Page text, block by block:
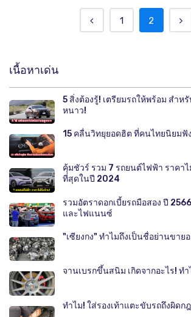
1 2
เนื้อหาเด่น
5 สิ่งต้องรู้! เตรียมรถให้พร้อม สำห
หนาว!
15 คลื่นวิทยุยอดฮิต ที่คนไทยนิยมฟั
คุ้มชัวร์ รวม 7 รถยนต์ไฟฟ้า ราคา
ที่สุดในปี 2024
รวมอัตราดอกเบี้ยรถมือสอง ปี
และไฟแนนซ์
"เซียงกง" ทำไมถึงเป็นชื่อย่านขาย
จานเบรกขึ้นสนิม เกิดจากอะไร! ท
ทำไม! ใส่รองเท้าแตะขับรถถึงผิดก